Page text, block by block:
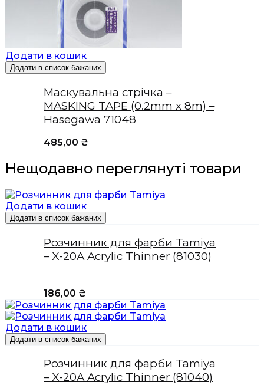
Додати в кошик
Додати в список бажаних
Маскувальна стрічка –
MASKING TAPE (0.2mm x 8m) –
Hasegawa 71048
485,00 ₴
Нещодавно переглянуті товари
Додати в кошик
Додати в список бажаних
Розчинник для фарби Tamiya
– X-20A Acrylic Thinner (81030)
186,00 ₴
Додати в кошик
Додати в список бажаних
Розчинник для фарби Tamiya
– X-20A Acrylic Thinner (81040)